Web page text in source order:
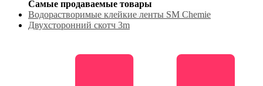
Самые продаваемые товары
Водорастворимые клейкие ленты SM Chemie
Двухсторонний скотч 3m